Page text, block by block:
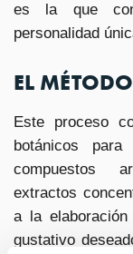
es la que
personalidad
EL
Este proceso
botánicos
compuestos
extractos
a la
gustativo